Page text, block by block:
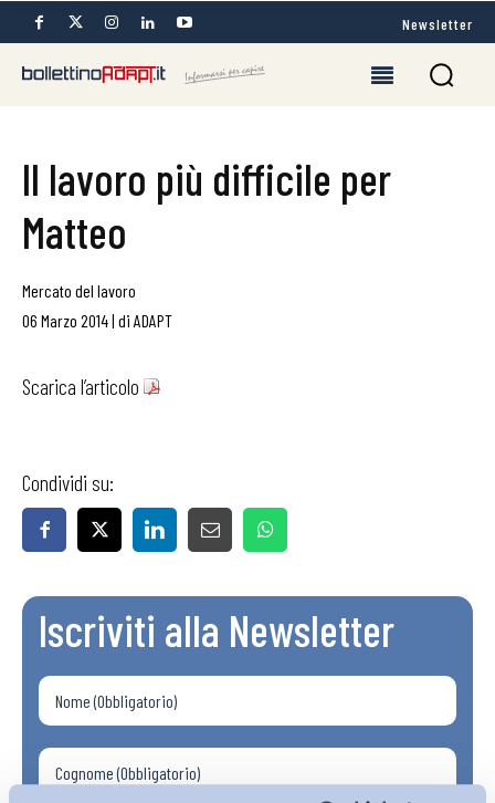
Newsletter
Il lavoro più difficile per
Matteo
Mercato del lavoro
06 Marzo 2014| di ADAPT
Scarica l’articolo
Condividi su:
Iscriviti alla Newsletter